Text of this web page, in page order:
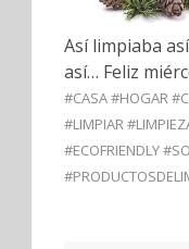
Así limpiaba
así… Feliz
#CASA #HOGAR
#LIMPIAR
#ECOFRIENDLY